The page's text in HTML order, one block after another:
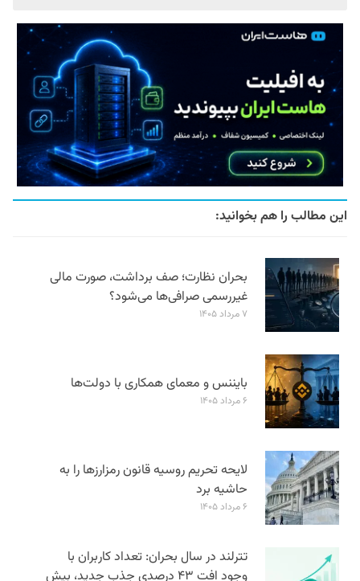
این مطالب را هم بخوانید:
بحران نظارت؛ صف برداشت، صورت مالی
غیررسمی صرافی‌ها می‌شود؟
۷ مرداد ۱۴۰۵
بایننس و معمای همکاری با دولت‌ها
۶ مرداد ۱۴۰۵
لایحه تحریم روسیه قانون رمزارزها را به
حاشیه برد
۶ مرداد ۱۴۰۵
تترلند در سال بحران: تعداد کاربران با
وجود افت ۴۳ درصدی جذب جدید، بیش